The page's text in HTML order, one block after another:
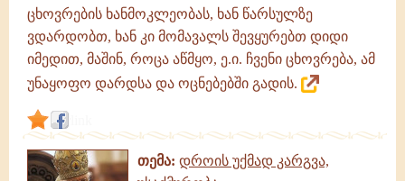
ცხოვრების ხანმოკლეობას, ხან წარსულზე
ვდარდობთ, ხან კი მომავალს შევყურებთ დიდი
იმედით, მაშინ, როცა აწმყო, ე.ი. ჩვენი ცხოვრება, ამ
უნაყოფო დარდსა და ოცნებებში გადის.
თემა: დროის უქმად კარგვა,